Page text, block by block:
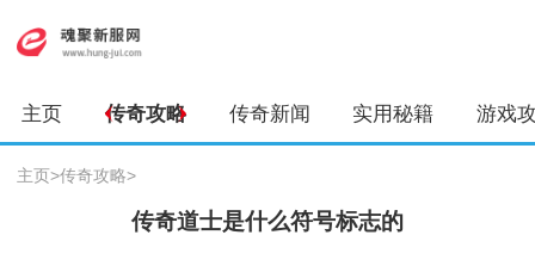
主页 传奇攻略 传奇新闻 实用秘籍 游戏
主页>传奇攻略>
传奇道士是什么符号标志的